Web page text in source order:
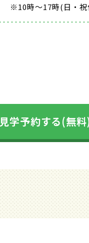
※10時～17時(日・祝
見学予約する(無